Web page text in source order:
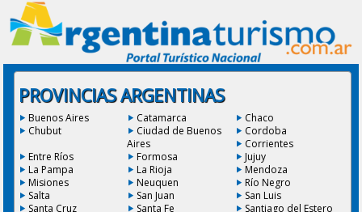
PROVINCIAS ARGENTINAS
Buenos Aires Catamarca
Chaco
Chubut
Ciudad de Buenos
Aires
Cordoba
Corrientes
Entre Ríos
Formosa
Jujuy
La Pampa
La Rioja
Mendoza
Misiones
Neuquen
Río Negro
Salta
San Juan
San Luis
Santa Cruz
Santa Fe
Santiago del Estero